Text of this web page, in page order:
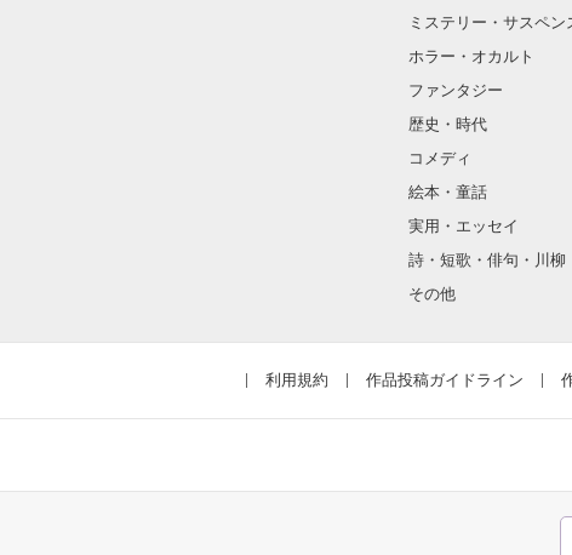
※こちらの作品は、
ミステリー・サスペン
ホラー・オカルト
ファンタジー
歴史・時代
コメディ
絵本・童話
実用・エッセイ
詩・短歌・俳句・川柳
その他
利用規約 作品投稿ガイドライン